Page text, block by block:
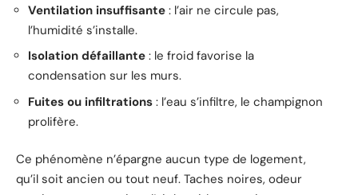
Ventilation insuffisante : l’air ne circule pas,
l’humidité s’installe.
Isolation défaillante : le froid favorise la
condensation sur les murs.
Fuites ou infiltrations : l’eau s’infiltre, le champignon
prolifère.
Ce phénomène n’épargne aucun type de logement,
qu’il soit ancien ou tout neuf. Taches noires, odeur